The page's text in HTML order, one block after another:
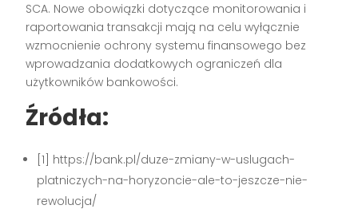
SCA. Nowe obowiązki dotyczące monitorowania i
raportowania transakcji mają na celu wyłącznie
wzmocnienie ochrony systemu finansowego bez
wprowadzania dodatkowych ograniczeń dla
użytkowników bankowości.
Źródła:
[1] https://bank.pl/duze-zmiany-w-uslugach-
platniczych-na-horyzoncie-ale-to-jeszcze-nie-
rewolucja/